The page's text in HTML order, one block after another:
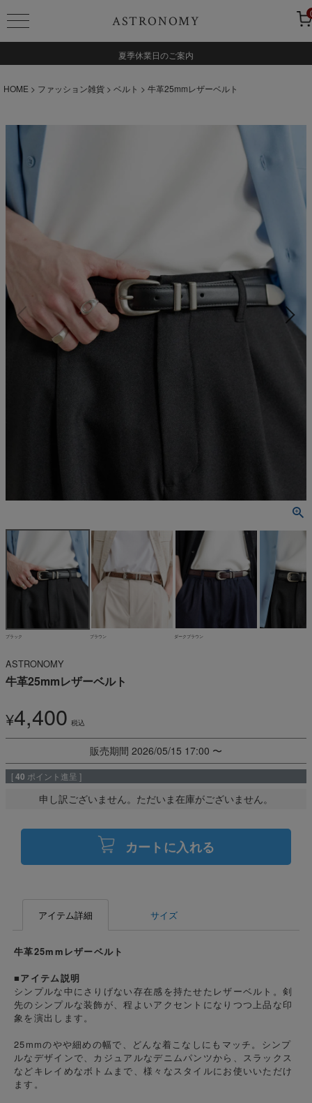
ASTRONOMY
夏季休業日のご案内
HOME ファッション雑貨 ベルト 牛革25mmレザーベルト
ブラック ブラウン ダークブラウン
ASTRONOMY
牛革25mmレザーベルト
¥4,400 税込
販売期間 2026/05/15 17:00 〜
[40 ポイント進呈 ]
申し訳ございません。ただいま在庫がございません。
カートに入れる
アイテム詳細 サイズ
牛革25mmレザーベルト
■アイテム説明
シンプルな中にさりげない存在感を持たせたレザーベルト。剣
先のシンプルな装飾が、程よいアクセントになりつつ上品な印
象を演出します。
25mmのやや細めの幅で、どんな着こなしにもマッチ。シンプ
ルなデザインで、カジュアルなデニムパンツから、スラックス
などキレイめなボトムまで、様々なスタイルにお使いいただけ
ます。